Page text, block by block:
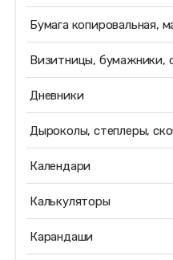
Бумага копировальная,
Визитницы, бумажники,
Дневники
Дыроколы, степлеры,
Календари
Калькуляторы
Карандаши